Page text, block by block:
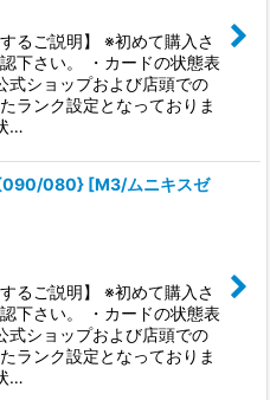
るご説明】 ※初めて購入さ
下さい。 ・カードの状態表
式ショップおよび店頭での
ランク設定となっておりま
…
{090/080} [M3/ムニキスゼ
るご説明】 ※初めて購入さ
下さい。 ・カードの状態表
式ショップおよび店頭での
ランク設定となっておりま
…